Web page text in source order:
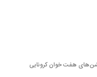
هفت خوان کرونایی